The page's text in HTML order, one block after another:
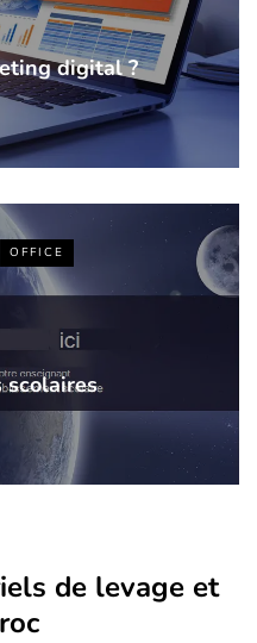
digital ?
OFFICE
scolaires
de levage et